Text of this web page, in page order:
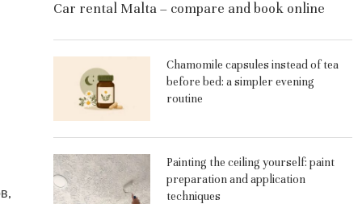
Car rental Malta – compare and book online
Chamomile capsules instead of tea
before bed: a simpler evening
routine
Painting the ceiling yourself: paint
preparation and application
techniques